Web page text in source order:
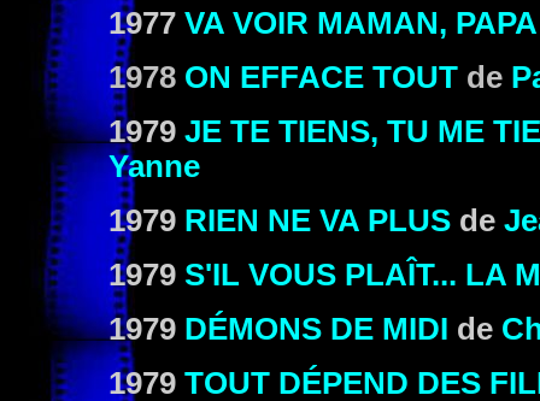
1977 VA VOIR MAMAN,
1978 ON EFFACE TOUT de
1979 JE TE TIENS, TU ME
Yanne
1979 RIEN NE VA PLUS de
1979 S'IL VOUS PLAÎT... LA
1979 DÉMONS DE MIDI de
1979 TOUT DÉPEND DES